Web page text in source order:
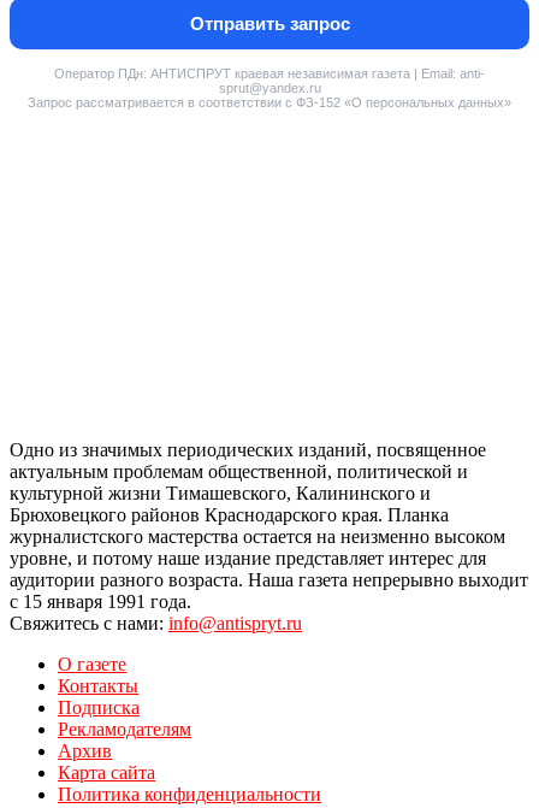
Отправить запрос
Оператор ПДн: АНТИСПРУТ краевая независимая газета | Email: anti-
sprut@yandex.ru
Запрос рассматривается в соответствии с ФЗ-152 «О персональных данных»
Одно из значимых периодических изданий, посвященное
актуальным проблемам общественной, политической и
культурной жизни Тимашевского, Калининского и
Брюховецкого районов Краснодарского края. Планка
журналистского мастерства остается на неизменно высоком
уровне, и потому наше издание представляет интерес для
аудитории разного возраста. Наша газета непрерывно выходит
с 15 января 1991 года.
Свяжитесь с нами: info@antispryt.ru
О газете
Контакты
Подписка
Рекламодателям
Архив
Карта сайта
Политика конфиденциальности